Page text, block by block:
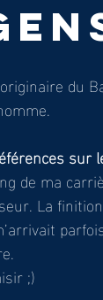
du
sur
de ma
La
;)